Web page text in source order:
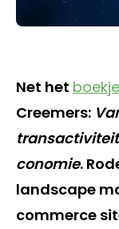
Net het boekje
Creemers:
conomie.
landscape
commerce